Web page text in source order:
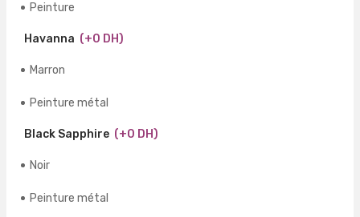
Peinture
Havanna (+0 DH)
Marron
Peinture métal
Black Sapphire (+0 DH)
Noir
Peinture métal